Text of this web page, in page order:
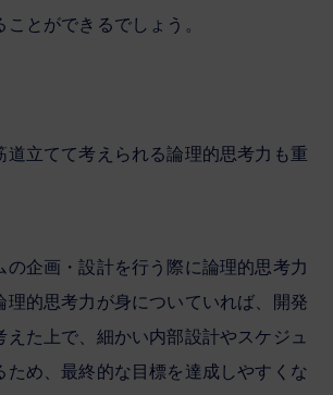
とができるでしょう。
道立てて考えられる論理的思考力も重
の企画・設計を行う際に論理的思考力
理的思考力が身についていれば、開発
えた上で、細かい内部設計やスケジュ
ため、最終的な目標を達成しやすくな